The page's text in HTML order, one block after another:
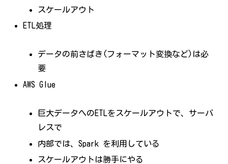
スケールアウト
ETL処理
データの前さばき(フォーマット変換など)は必
要
AWS Glue
巨大データへのETLをスケールアウトで、サーバ
レスで
内部では、Spark を利用している
スケールアウトは勝手にやる